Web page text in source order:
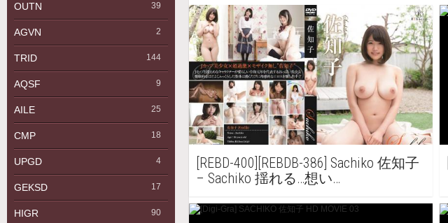
OUTN 39
AGVN 2
TRID 144
AQSF 9
AILE 25
CMP 18
UPGD 4
GEKSD 17
HIGR 90
[REBD-400][REBDB-386] Sachiko 佐知子
– Sachiko 揺れる…想い…